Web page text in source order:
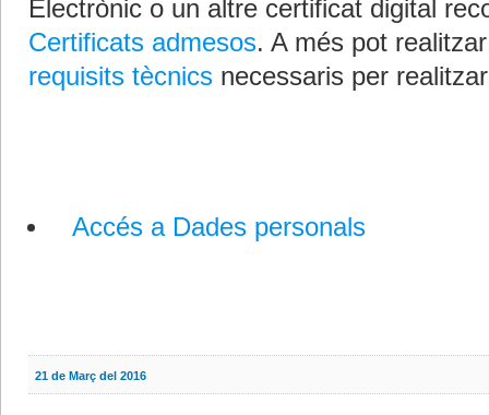
Electrònic o un altre certificat digital
Certificats admesos. A més pot
requisits tècnics necessaris per
Accés a Dades personals
21 de Març del 2016